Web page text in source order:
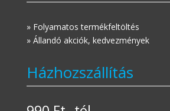
» Folyamatos termékfeltöltés
» Állandó akciók, kedvezmények
Házhozszállítás